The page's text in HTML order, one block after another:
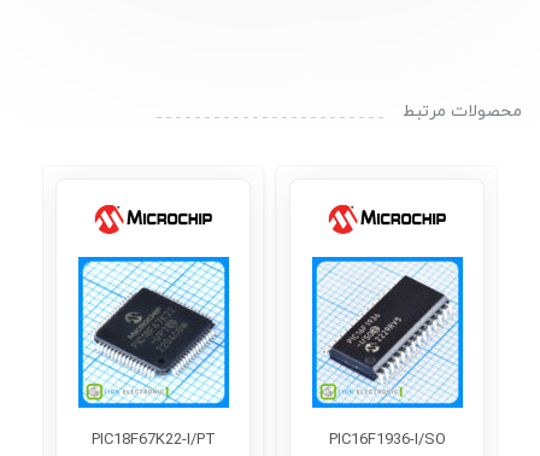
محصولات مرتبط
PIC16F1936-I/SO
PIC18F67K22-I/PT